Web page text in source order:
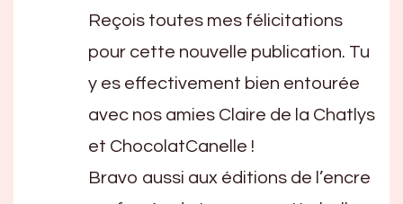
Reçois toutes mes félicitations
pour cette nouvelle publication. Tu
y es effectivement bien entourée
avec nos amies Claire de la Chatlys
et ChocolatCanelle !
Bravo aussi aux éditions de l’encre